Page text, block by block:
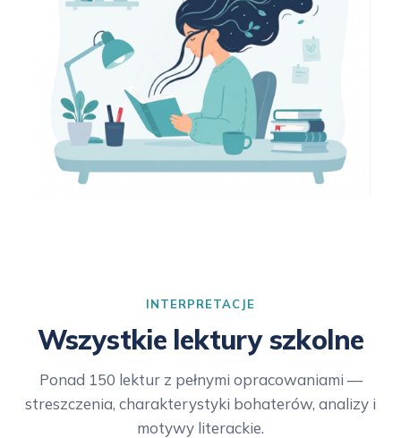
INTERPRETACJE
Wszystkie lektury szkolne
Ponad 150 lektur z pełnymi opracowaniami —
streszczenia, charakterystyki bohaterów, analizy i
motywy literackie.